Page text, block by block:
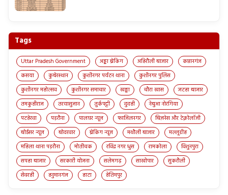
Tags
Uttar Pradesh Government अड्डा ब्रेकिंग अहिरौली बाजार
कप्तानगंज
कसया
कुबेरस्थान कुशीनगर पर्यटन थाना
कुशीनगर पुलिस
कुशीनगर महोत्सव
कुशीनगर समाचार खड्डा चौरा खास
जटहा बाजार
तमकुहीराज
तरयासुजान तुर्कपट्टी दुदही
नेबुआ नोरंगिया
पटहेरवा
पड़रौना पालघर न्यूज़ फाजिलनगर
बिज़नेस और टेक्नोलॉजी
बोईसर न्यूज़
बोदरवार ब्रेकिंग न्यूज़ मथौली बाजार
मल्लूडीह
महिला थाना पड़रौना
मोतीचक रविंद्र नगर धुस रामकोला
विशुनपुरा
सपहा बाजार
सरकारी योजना सलेमगढ़ साखोपार
सुकरौली
सेवरही
हनुमानगंज हाटा हेतिमपुर